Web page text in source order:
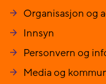
Organisasjon og
Innsyn
Personvern og
Media og